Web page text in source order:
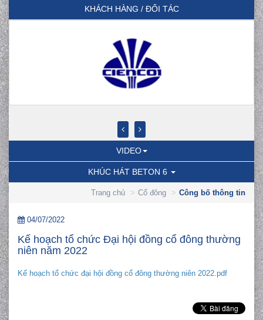
KHÁCH HÀNG / ĐỐI TÁC
VIDEO
KHÚC HÁT BETON 6
Trang chủ Cổ đông Công bố thông tin
04/07/2022
Kế hoạch tổ chức Đại hội đồng cổ đông thường
niên năm 2022
Kế hoạch tổ chức đại hội đồng cổ đông thường niên 2022.pdf